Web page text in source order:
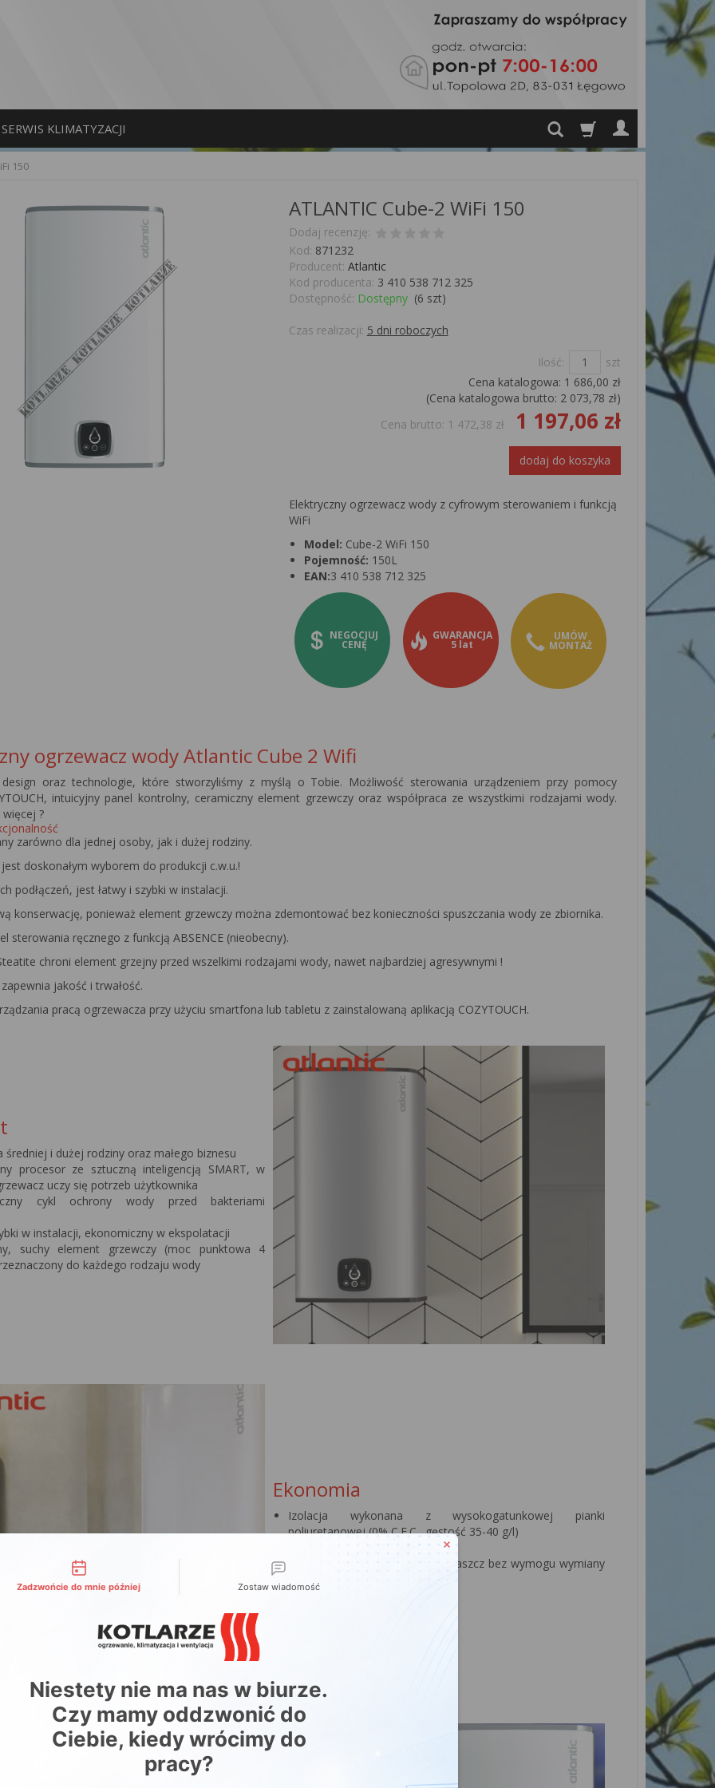
KLIMATYZACJI
150
ATLANTIC Cube-2 WiFi 150
Dodaj recenzję:
Kod: 871232
Producent: Atlantic
Kod producenta: 3 410 538 712 325
Dostępność: Dostępny (6 szt)
Czas realizacji: 5 dni roboczych
Ilość:
szt
Cena katalogowa: 1 686,00 zł
(Cena katalogowa brutto: 2 073,78 zł)
Cena brutto: 1 472,38 zł 1 197,06 zł
dodaj do koszyka
Elektryczny ogrzewacz wody z cyfrowym sterowaniem i funkcją
WiFi
Model: Cube-2 WiFi 150
Pojemność: 150L
EAN:3 410 538 712 325
NEGOCJUJ
CENĘ
GWARANCJA
5 lat
UMÓW
MONTAŻ
ogrzewacz wody Atlantic Cube 2 Wifi
oraz technologie, które stworzyliśmy z myślą o Tobie. Możliwość sterowania urządzeniem przy pomocy
intuicyjny panel kontrolny, ceramiczny element grzewczy oraz współpraca ze wszystkimi rodzajami wody.
?
zarówno dla jednej osoby, jak i dużej rodziny.
doskonałym wyborem do produkcji c.w.u.!
podłączeń, jest łatwy i szybki w instalacji.
konserwację, ponieważ element grzewczy można zdemontować bez konieczności spuszczania wody ze zbiornika.
sterowania ręcznego z funkcją ABSENCE (nieobecny).
chroni element grzejny przed wszelkimi rodzajami wody, nawet najbardziej agresywnymi !
jakość i trwałość.
pracą ogrzewacza przy użyciu smartfona lub tabletu z zainstalowaną aplikacją COZYTOUCH.
średniej i dużej rodziny oraz małego biznesu
procesor ze sztuczną inteligencją SMART, w
uczy się potrzeb użytkownika
cykl ochrony wody przed bakteriami
w instalacji, ekonomiczny w ekspolatacji
suchy element grzewczy (moc punktowa 4
do każdego rodzaju wody
Ekonomia
Izolacja wykonana z wysokogatunkowej pianki
poliuretanowej (0% C.F.C., gęstość 35-40 g/l)
Krótki czas nagrzewania wody
Bezwarunkowa gwarancja na płaszcz bez wymogu wymiany
anody magnezowej
kontaktu
Zadzwońcie do mnie później Zostaw wiadomość
Niestety nie ma nas w biurze.
Czy mamy oddzwonić do
Ciebie, kiedy wrócimy do
pracy?